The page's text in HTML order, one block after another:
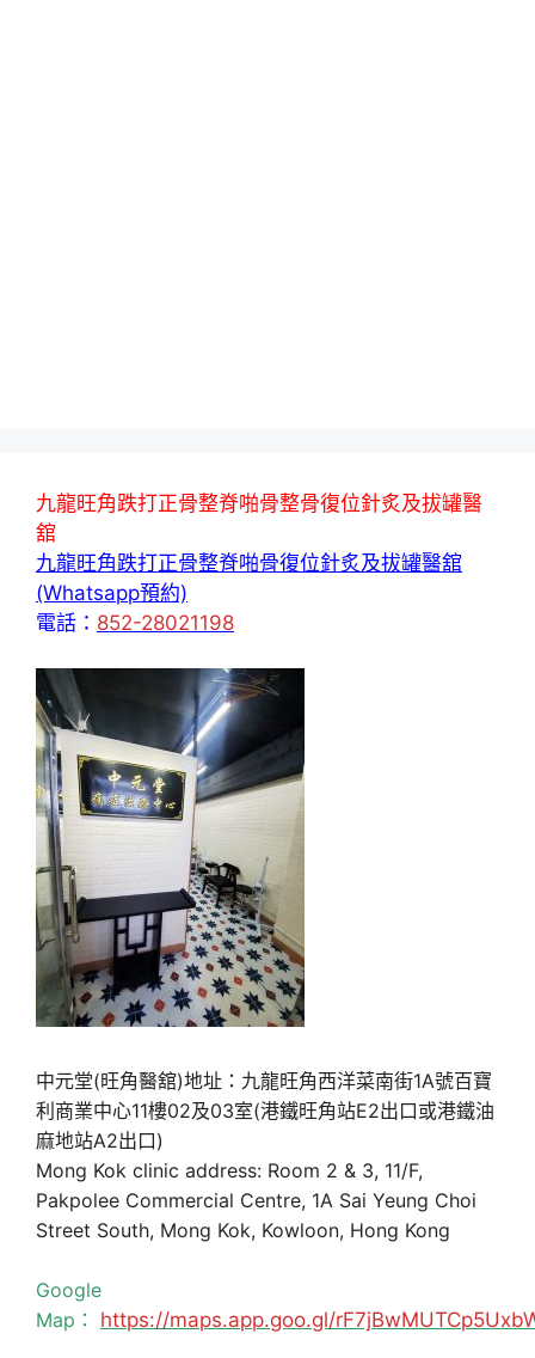
九龍旺角跌打正骨整脊啪骨整骨復位針炙及拔罐醫
舘
九龍旺角跌打正骨整脊啪骨復位針炙及拔罐醫舘
(Whatsapp預約)
電話： 852-28021198
中元堂(旺角醫舘)地址：九龍旺角西洋菜南街1A號百寶
利商業中心11樓02及03室(港鐵旺角站E2出口或港鐵油
麻地站A2出口)
Mong Kok clinic address: Room 2 & 3, 11/F,
Pakpolee Commercial Centre, 1A Sai Yeung Choi
Street South, Mong Kok, Kowloon, Hong Kong
Google
Map： https://maps.app.goo.gl/